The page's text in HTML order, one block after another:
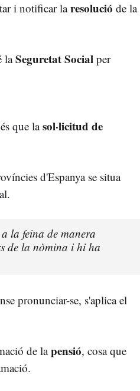
i notificar laresolució de la
laSeguretat Social per
que lasol·licitud de
d'Espanya se situa
la feina de manera
de la nòmina i hi ha
pronunciar-se, s'aplica el
de lapensió, cosa que